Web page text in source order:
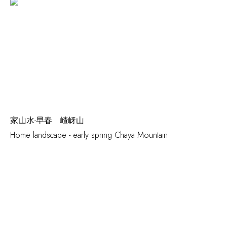
家山水-早春 嵖岈山
Home landscape - early spring Chaya Mountain